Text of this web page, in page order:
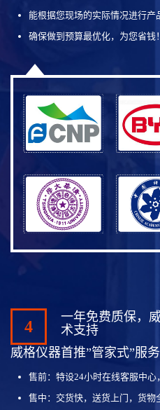
能根据您现场的实际情况进行产
确保做到预算最优化，为您省钱！
4
一年免费质保，
术支持
威格仪器首推”管家式”服
售前：特设24小时在线客服中
售中：交货快，送货上门，货物